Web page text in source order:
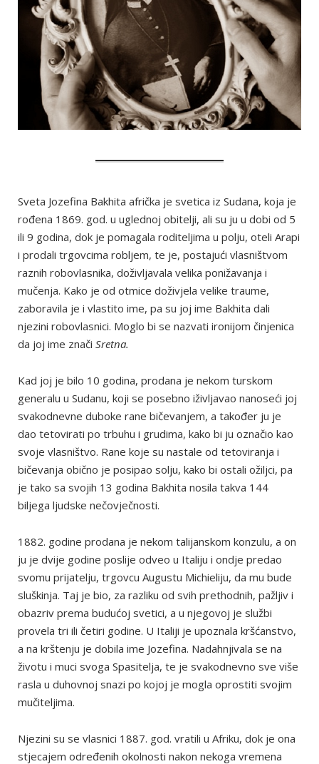
Sveta Jozefina Bakhita afrička je svetica iz Sudana, koja je
rođena 1869. god. u uglednoj obitelji, ali su ju u dobi od 5
ili 9 godina, dok je pomagala roditeljima u polju, oteli Arapi
i prodali trgovcima robljem, te je, postajući vlasništvom
raznih robovlasnika, doživljavala velika ponižavanja i
mučenja. Kako je od otmice doživjela velike traume,
zaboravila je i vlastito ime, pa su joj ime Bakhita dali
njezini robovlasnici. Moglo bi se nazvati ironijom činjenica
da joj ime znači Sretna.
Kad joj je bilo 10 godina, prodana je nekom turskom
generalu u Sudanu, koji se posebno iživljavao nanoseći joj
svakodnevne duboke rane bičevanjem, a također ju je
dao tetovirati po trbuhu i grudima, kako bi ju označio kao
svoje vlasništvo. Rane koje su nastale od tetoviranja i
bičevanja obično je posipao solju, kako bi ostali ožiljci, pa
je tako sa svojih 13 godina Bakhita nosila takva 144
biljega ljudske nečovječnosti.
1882. godine prodana je nekom talijanskom konzulu, a on
ju je dvije godine poslije odveo u Italiju i ondje predao
svomu prijatelju, trgovcu Augustu Michieliju, da mu bude
sluškinja. Taj je bio, za razliku od svih prethodnih, pažljiv i
obazriv prema budućoj svetici, a u njegovoj je službi
provela tri ili četiri godine. U Italiji je upoznala kršćanstvo,
a na krštenju je dobila ime Jozefina. Nadahnjivala se na
životu i muci svoga Spasitelja, te je svakodnevno sve više
rasla u duhovnoj snazi po kojoj je mogla oprostiti svojim
mučiteljima.
Njezini su se vlasnici 1887. god. vratili u Afriku, dok je ona
stjecajem određenih okolnosti nakon nekoga vremena